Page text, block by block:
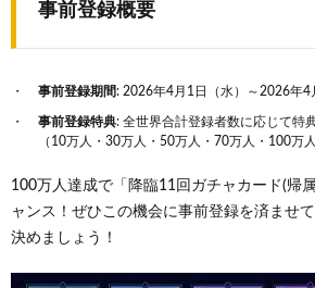
事前登録概要
事前登録期間: 2026年4月1日（水）～2026年4
事前登録特典: 全世界合計登録者数に応じて特
（10万人・30万人・50万人・70万人・100万
100万人達成で「降臨11回ガチャカード(帰
ャンス！ぜひこの機会に事前登録を済ませ
決めましょう！